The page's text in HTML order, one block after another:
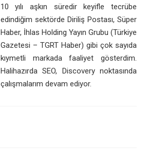
10 yılı aşkın süredir keyifle tecrübe
edindiğim sektörde Diriliş Postası, Süper
Haber, İhlas Holding Yayın Grubu (Türkiye
Gazetesi – TGRT Haber) gibi çok sayıda
kıymetli markada faaliyet gösterdim.
Halihazırda SEO, Discovery noktasında
çalışmalarım devam ediyor.